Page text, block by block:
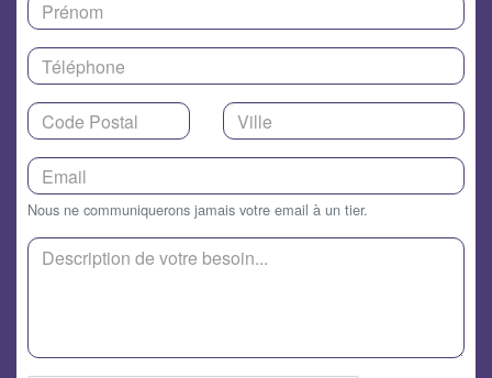
Nous ne communiquerons jamais votre email à un tier.